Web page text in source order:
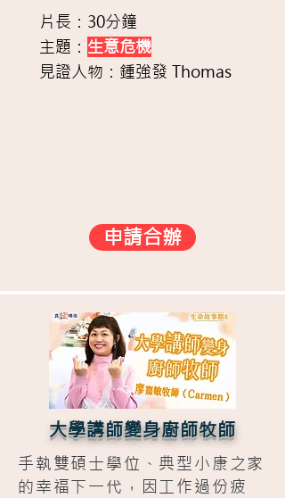
片長：30分鐘
主題： 生意危機
見證人物：鍾強發 Thomas
申請合辦
大學講師變身廚師牧師
手執雙碩士學位、典型小康之家
的幸福下一代，因工作過份疲